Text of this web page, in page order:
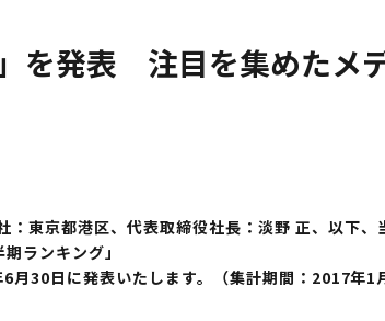
を発表 注目を集めたメ
社：東京都港区、代表取締役社長：淡野 正、以下、
期ランキング」
6月30日に発表いたします。（集計期間： 2017年1